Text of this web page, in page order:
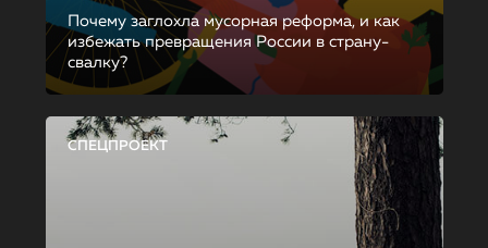
Почему заглохла мусорная реформа, и как
избежать превращения России в страну-
свалку?
СПЕЦПРОЕКТ